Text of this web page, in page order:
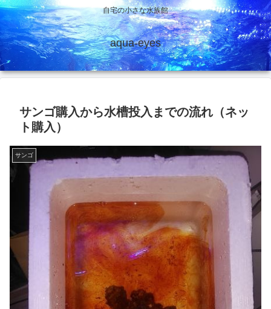
自宅の小さな水族館
aqua-eyes
サンゴ購入から水槽投入までの流れ（ネッ
ト購入）
サンゴ